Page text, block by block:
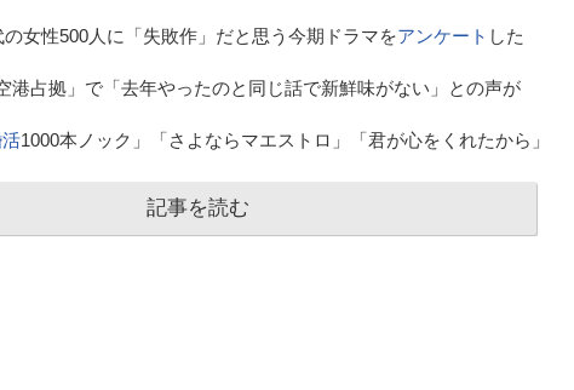
の女性500人に「失敗作」だと思う今期ドラマをアンケート した
港占拠」で「去年やったのと同じ話で新鮮味がない」との声が
1000本ノック」「さよならマエストロ」「君が心をくれたから」
記事を読む